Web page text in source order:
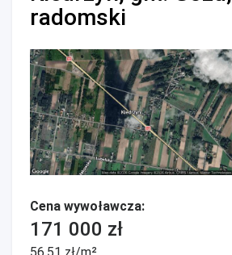
radomski
Cena wywoławcza:
171 000 zł